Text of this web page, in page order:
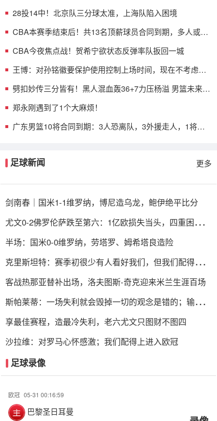
28投14中！北京队三分球太准，上海队陷入困境
CBA本赛季结束后！共13名顶薪球员合同到期，多人或遭
CBA今夜焦点战！贺希宁欲状态反弹率队扳回一城
王博：对孙铭徽要保护使用控制上场时间，现在不考虑总
劈扣妙传三分皆有！黑人混血轰36+7力压杨溢 男篮未来十
郑永刚遇到了1个大麻烦！
广东男篮10将合同到期：3人恐离队，3外援走人，1将或
足球新闻 更多
剑南春｜国米1-1维罗纳，博尼造乌龙，鲍伊绝平比分
尤文0-2佛罗伦萨跌至第六：1亿欧损失当头，四重困局谁
半场：国米0-0维罗纳，劳塔罗、姆希塔良造险
克里斯坦特：赛季初很少有人看好我们，但我们配得上进
客战热那亚替补出场，洛夫图斯-奇克迎来米兰生涯百场
斯帕莱蒂：一场失利就会毁掉一切的观念是错的；输球责
享最佳赛程，造最冷失利，老六尤文只图财不图四
沙拉维：对罗马心怀感激；我们配得上进入欧冠
足球录像
欧冠 05-31 00:16:59
巴黎圣日耳曼